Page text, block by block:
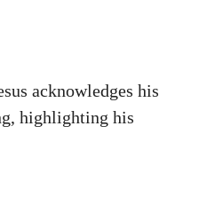
acknowledges his
highlighting his